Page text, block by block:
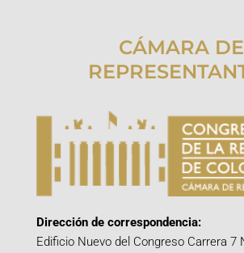
CÁMARA DE
Dirección de correspondencia:
Edificio Nuevo del Congreso Carrera 7